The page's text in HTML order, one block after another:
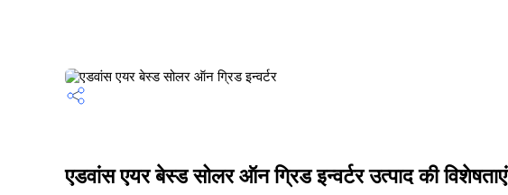
एडवांस एयर बेस्ड सोलर ऑन ग्रिड इन्वर्टर उत्पाद की विशेषताएं